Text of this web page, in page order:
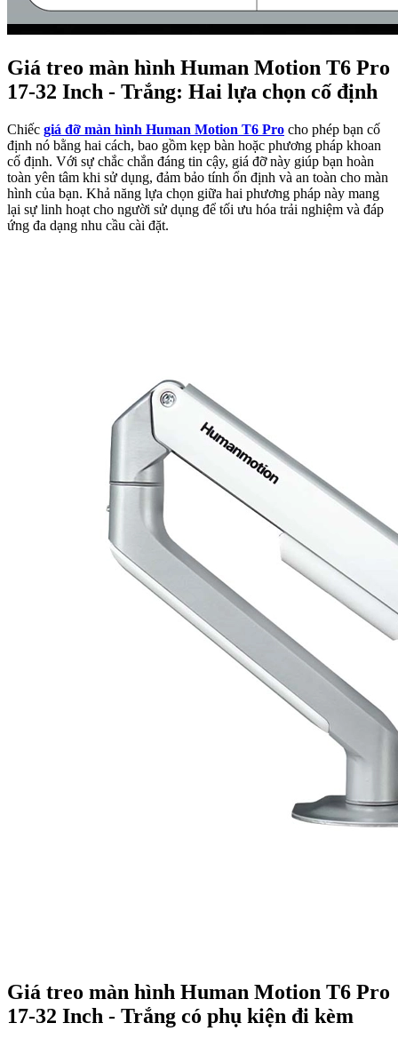
Giá treo màn hình Human Motion T6 Pro
17-32 Inch - Trắng: Hai lựa chọn cố định
Chiếc giá đỡ màn hình Human Motion T6 Pro cho phép bạn cố
định nó bằng hai cách, bao gồm kẹp bàn hoặc phương pháp khoan
cố định. Với sự chắc chắn đáng tin cậy, giá đỡ này giúp bạn hoàn
toàn yên tâm khi sử dụng, đảm bảo tính ổn định và an toàn cho màn
hình của bạn. Khả năng lựa chọn giữa hai phương pháp này mang
lại sự linh hoạt cho người sử dụng để tối ưu hóa trải nghiệm và đáp
ứng đa dạng nhu cầu cài đặt.
Giá treo màn hình Human Motion T6 Pro
17-32 Inch - Trắng có phụ kiện đi kèm